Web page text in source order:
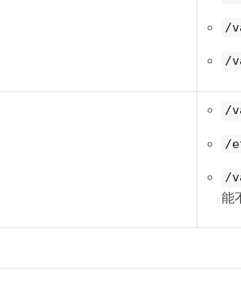
/
/
/
/
/
能